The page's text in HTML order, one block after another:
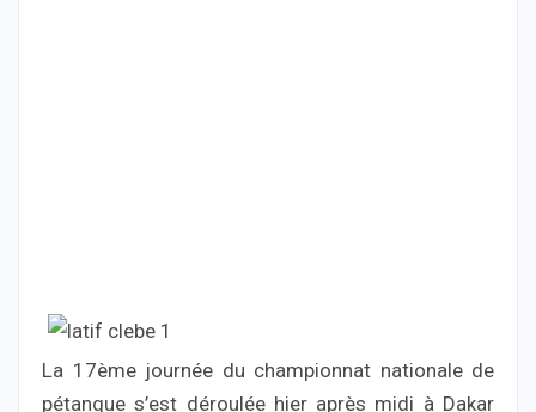
La 17ème journée du championnat nationale de
pétanque s’est déroulée hier après midi à Dakar